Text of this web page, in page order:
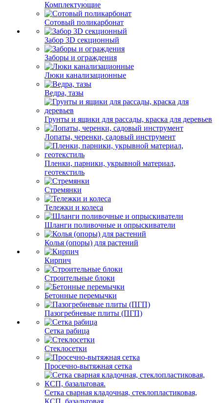
Комплектующие
Сотовый поликарбонат
Забор 3D секционный
Заборы и ограждения
Люки канализационные
Ведра, тазы
Грунты и ящики для рассады, краска для деревьев
Лопаты, черенки, садовый инструмент
Пленки, парники, укрывной материал,
геотекстиль
Стремянки
Тележки и колеса
Шланги поливочные и опрыскиватели
Колья (опоры) для растений
Кирпич
Строительные блоки
Бетонные перемычки
Пазогребневые плиты (ПГП)
Сетка рабица
Стеклосетки
Просечно-вытяжная сетка
Сетка сварная кладочная, стеклопластиковая,
КСП, базальтовая.